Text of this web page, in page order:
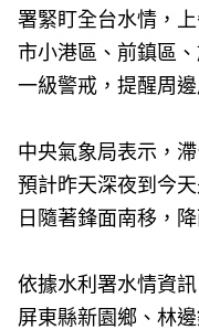
署緊盯全台水情，
市小港區、前鎮區
一級警戒，提醒周
中央氣象局表示，
預計昨天深夜到今
日隨著鋒面南移，
依據水利署水情資
屏東縣新園鄉、林